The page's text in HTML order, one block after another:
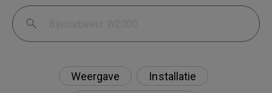
Weergave
Installatie